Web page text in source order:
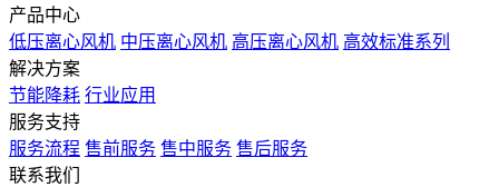
产品中心
低压离心风机 中压离心风机 高压离心风机 高效标准系列
解决方案
节能降耗 行业应用
服务支持
服务流程 售前服务 售中服务 售后服务
联系我们